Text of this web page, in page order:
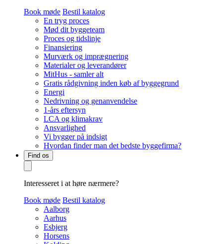
Book møde Bestil katalog
En tryg proces
Mød dit byggeteam
Proces og tidslinje
Finansiering
Murværk og imprægnering
Materialer og leverandører
MitHus - samler alt
Gratis rådgivning inden køb af byggegrund
Energi
Nedrivning og genanvendelse
1-års eftersyn
LCA og klimakrav
Ansvarlighed
Vi bygger på indsigt
Hvordan finder man det bedste byggefirma?
Find os
Interesseret i at høre nærmere?
Book møde Bestil katalog
Aalborg
Aarhus
Esbjerg
Horsens